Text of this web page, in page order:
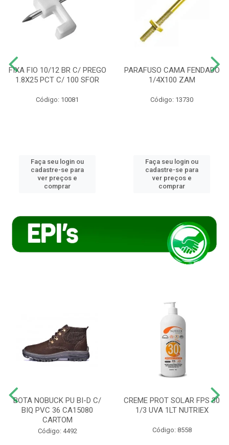
FIXA FIO 10/12 BR C/ PREGO
1.8X25 PCT C/ 100 SFOR
Código: 10081
Faça seu login ou
cadastre-se para
ver preços e
comprar
PARAFUSO CAMA FENDADO
1/4X100 ZAM
Código: 13730
Faça seu login ou
cadastre-se para
ver preços e
comprar
BOTA NOBUCK PU BI-D C/
BIQ PVC 36 CA15080
CARTOM
Código: 4492
CREME PROT SOLAR FPS 30
1/3 UVA 1LT NUTRIEX
Código: 8558